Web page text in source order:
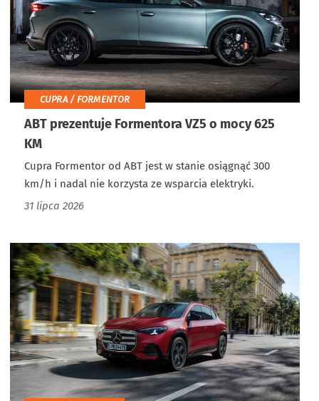
CUPRA / FORMENTOR
ABT prezentuje Formentora VZ5 o mocy 625
KM
Cupra Formentor od ABT jest w stanie osiągnąć 300
km/h i nadal nie korzysta ze wsparcia elektryki.
31 lipca 2026